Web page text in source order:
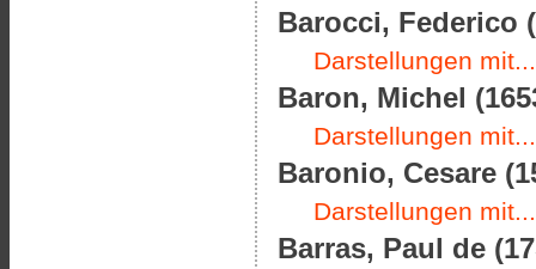
Barocci, Federico
Darstellungen mit...
Baron, Michel
Darstellungen mit...
Baronio, Cesare
Darstellungen mit...
Barras, Paul de